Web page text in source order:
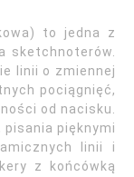
to jedna z
sketchnoterów.
linii o zmiennej
pociągnięć,
od nacisku.
pięknymi
linii i
z końcówką